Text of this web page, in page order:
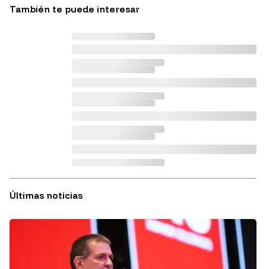
También te puede interesar
Últimas noticias